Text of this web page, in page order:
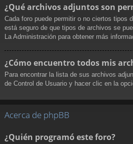
¿Qué archivos adjuntos son
Cada foro puede permitir o no ciertos tipos
está seguro de que tipos de archivos se
La Administración para obtener más
¿Cómo encuentro todos mis
Para encontrar la lista de sus archivos
de Control de Usuario y hacer clic en la
Acerca de phpBB
¿Quién programó este foro?